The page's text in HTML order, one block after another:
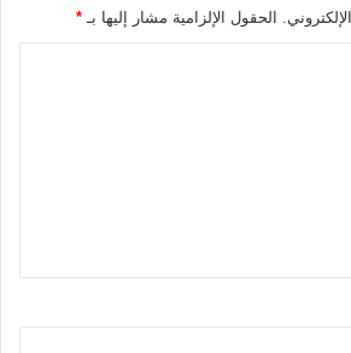
الحقول الإلزامية مشار إليها بـ *